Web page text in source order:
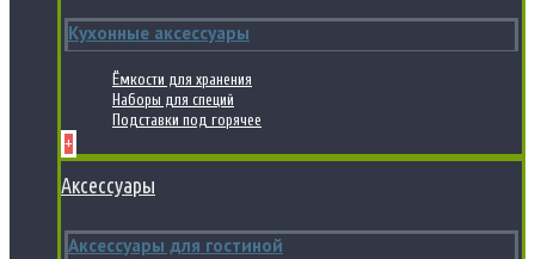
Кухонные аксессуары
Ёмкости для хранения
Наборы для специй
Подставки под горячее
+
Аксессуары
Аксессуары для гостиной